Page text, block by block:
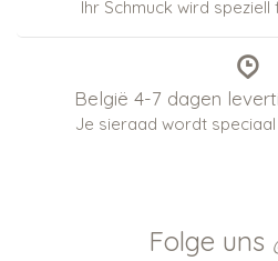
Ihr Schmuck wird
België 4-7 dagen
Je sieraad wordt
Folge uns